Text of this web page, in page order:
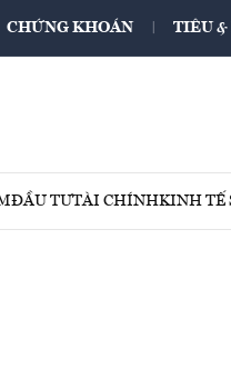
CHỨNG KHOÁN TIÊU &
ĐẦU TƯTÀI CHÍNHKINH TẾ